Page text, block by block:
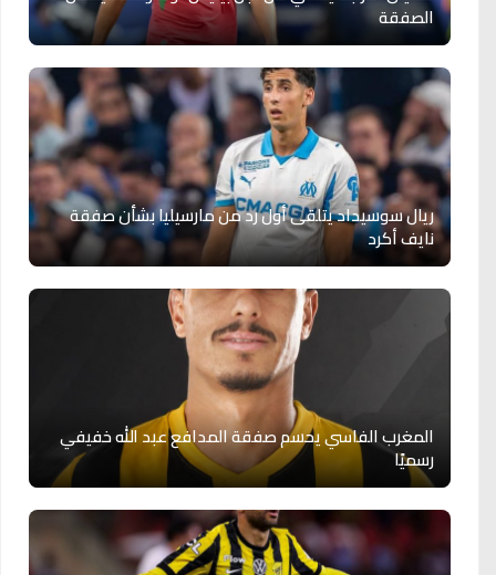
الصفقة
ريال سوسيداد يتلقى أول رد من مارسيليا بشأن صفقة
نايف أكرد
المغرب الفاسي يحسم صفقة المدافع عبد الله خفيفي
رسميًا